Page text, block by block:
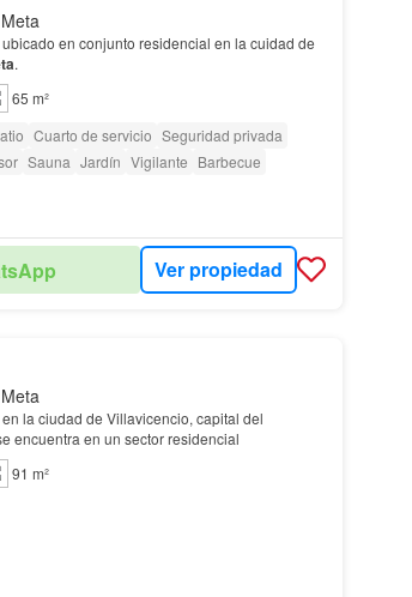
en conjunto residencial en la cuidad de
.
65 m²
Cuarto de servicio Seguridad privada
Sauna Jardín Vigilante Barbecue
Ver propiedad
la ciudad de Villavicencio, capital del
encuentra en un sector residencial
91 m²